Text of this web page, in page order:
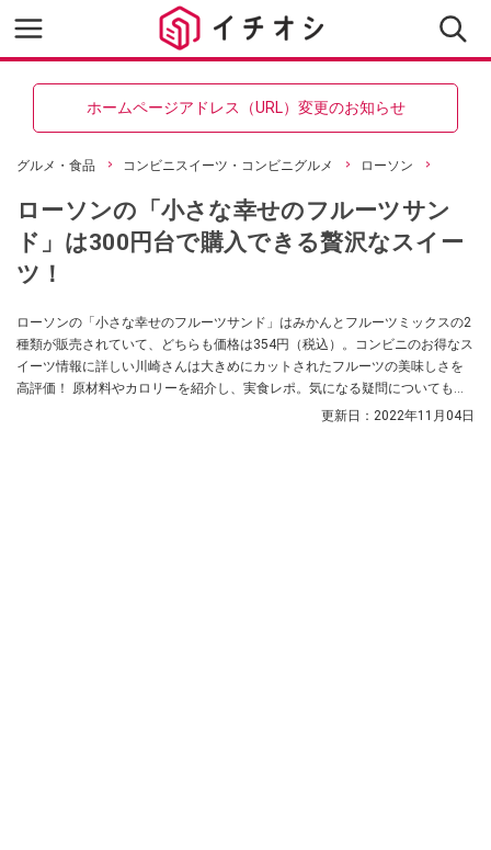
ホームページアドレス（URL）変更のお知らせ
グルメ・食品 コンビニスイーツ・コンビニグルメ ローソン
ローソンの「小さな幸せのフルーツサン
ド」は300円台で購入できる贅沢なスイー
ツ！
ローソンの「小さな幸せのフルーツサンド」はみかんとフルーツミックスの2
種類が販売されていて、どちらも価格は354円（税込）。コンビニのお得なス
イーツ情報に詳しい川崎さんは大きめにカットされたフルーツの美味しさを
高評価！ 原材料やカロリーを紹介し、実食レポ。気になる疑問についても解
更新日： 2022年11月04日